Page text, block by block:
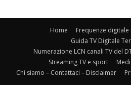
Home
Frequenze
Guida TV Digitale
Numerazione LCN canali TV del
Streaming TV e sport
Chi siamo – Contattaci – Disclaimer